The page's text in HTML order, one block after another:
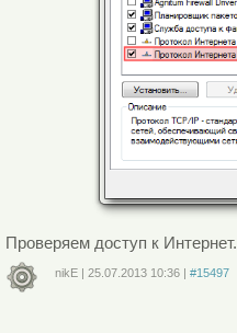
Проверяем доступ к Интернет.
nikE| 25.07.2013 10:36| #15497